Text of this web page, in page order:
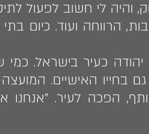
והיה לי חשוב לפעול
הרווחה ועוד. כיום
כעיר בישראל.
בחייו האישיים.
הפכה לעיר. ״אנחנו